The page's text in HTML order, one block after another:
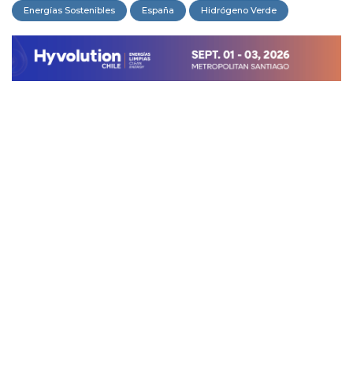
Energías Sostenibles España Hidrógeno Verde